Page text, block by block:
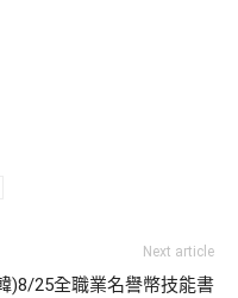
Next article
)8/25全職業名譽幣技能書